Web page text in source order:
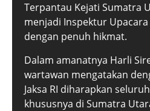
Terpantau Kejati Sumatra
menjadi Inspektur
dengan penuh hikmat.
Dalam amanatnya Harli
wartawan mengatakan
Jaksa RI diharapkan
khususnya di Sumatra